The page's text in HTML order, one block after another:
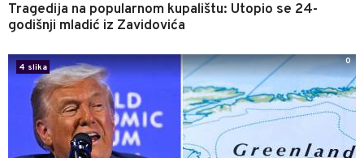
Tragedija na popularnom kupalištu: Utopio se 24-
godišnji mladić iz Zavidovića
4 slika
0